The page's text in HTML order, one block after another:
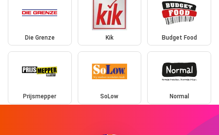
Die Grenze Kik Budget Food
Prijsmepper SoLow Normal